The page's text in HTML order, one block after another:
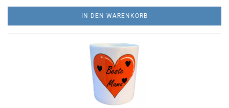
IN DEN WARENKORB